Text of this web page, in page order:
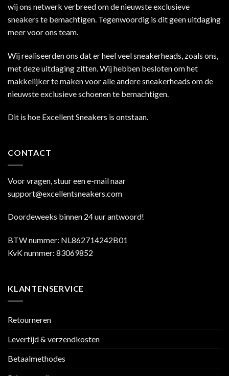
wij ons netwerk verbreed om de nieuwste exclusieve
sneakers te bemachtigen. Tegenwoordig is dit geen uitdaging
meer voor ons team.
Wij realiseerden ons dat er heel veel sneakerheads, zoals ons,
met deze uitdaging zitten. Wij hebben besloten om het
makkelijker te maken voor alle andere sneakerheads om de
nieuwste exclusieve schoenen te bemachtigen.
Dit is hoe Excellent Sneakers is ontstaan.
CONTACT
Voor vragen, stuur een e-mail naar
support@excellentsneakers.com
Doordeweeks binnen 24 uur antwoord!
BTW nummer: NL862714242B01
KvK nummer: 83069852
KLANTENSERVICE
Retourneren
Levertijd & verzendkosten
Betaalmethodes